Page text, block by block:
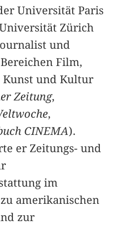
Universität Paris
Zürich
und
Film,
Kunst und Kultur
Zeitung,
,
CINEMA).
er Zeitungs- und
im
amerikanischen
zur